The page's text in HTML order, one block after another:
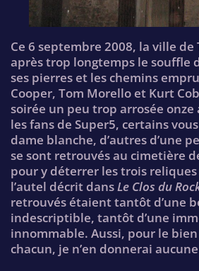
Ce 6 septembre 2008, la ville
après trop longtemps le souffle
ses pierres et les chemins
Cooper, Tom Morello et Kurt
soirée un peu trop arrosée onze
les fans de Super5, certains
dame blanche, d’autres d’une
se sont retrouvés au cimetière
pour y déterrer les trois reliques
l’autel décrit dansLe Clos du
retrouvés étaient tantôt d’une
indescriptible, tantôt d’une
innommable. Aussi, pour le
chacun, je n’en donnerai